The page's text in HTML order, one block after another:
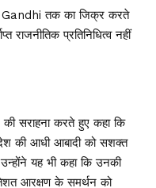
तक का जिक्र करते
राजनीतिक प्रतिनिधित्व नहीं
सराहना करते हुए कहा कि
की आधी आबादी को सशक्त
यह भी कहा कि उनकी
आरक्षण के समर्थन को